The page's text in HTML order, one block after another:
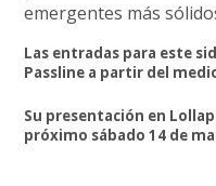
emergentes más
Las entradas para este
Passline a partir del
Su presentación en
próximo sábado 14 de